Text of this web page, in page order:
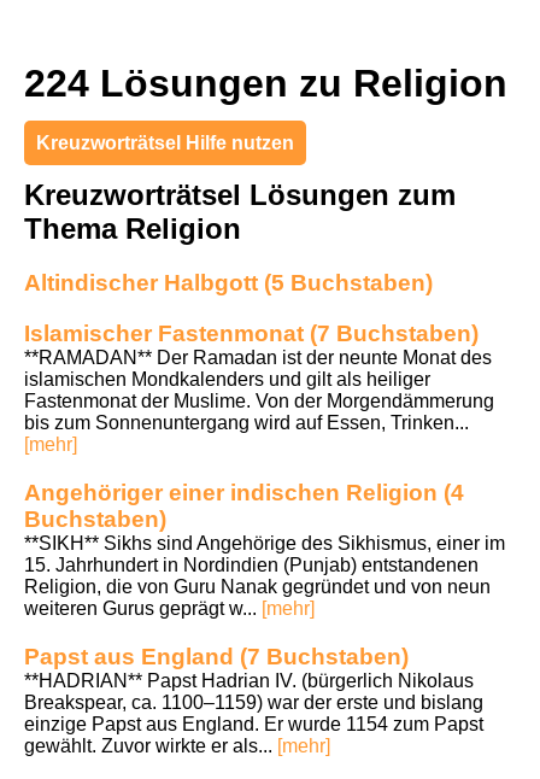
224 Lösungen zu Religion
Kreuzworträtsel Hilfe nutzen
Kreuzworträtsel Lösungen zum
Thema Religion
Altindischer Halbgott (5 Buchstaben)
Islamischer Fastenmonat (7 Buchstaben)
**RAMADAN** Der Ramadan ist der neunte Monat des
islamischen Mondkalenders und gilt als heiliger
Fastenmonat der Muslime. Von der Morgendämmerung
bis zum Sonnenuntergang wird auf Essen, Trinken...
[mehr]
Angehöriger einer indischen Religion (4
Buchstaben)
**SIKH** Sikhs sind Angehörige des Sikhismus, einer im
15. Jahrhundert in Nordindien (Punjab) entstandenen
Religion, die von Guru Nanak gegründet und von neun
weiteren Gurus geprägt w... [mehr]
Papst aus England (7 Buchstaben)
**HADRIAN** Papst Hadrian IV. (bürgerlich Nikolaus
Breakspear, ca. 1100–1159) war der erste und bislang
einzige Papst aus England. Er wurde 1154 zum Papst
gewählt. Zuvor wirkte er als... [mehr]